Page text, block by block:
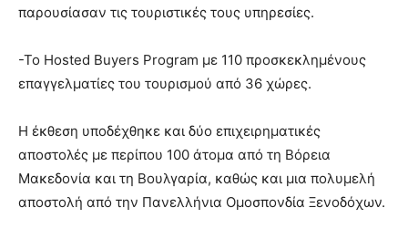
παρουσίασαν τις τουριστικές τους υπηρεσίες.
-Το Hosted Buyers Program με 110 προσκεκλημένους
επαγγελματίες του τουρισμού από 36 χώρες.
Η έκθεση υποδέχθηκε και δύο επιχειρηματικές
αποστολές με περίπου 100 άτομα από τη Βόρεια
Μακεδονία και τη Βουλγαρία, καθώς και μια πολυμελή
αποστολή από την Πανελλήνια Ομοσπονδία Ξενοδόχων.